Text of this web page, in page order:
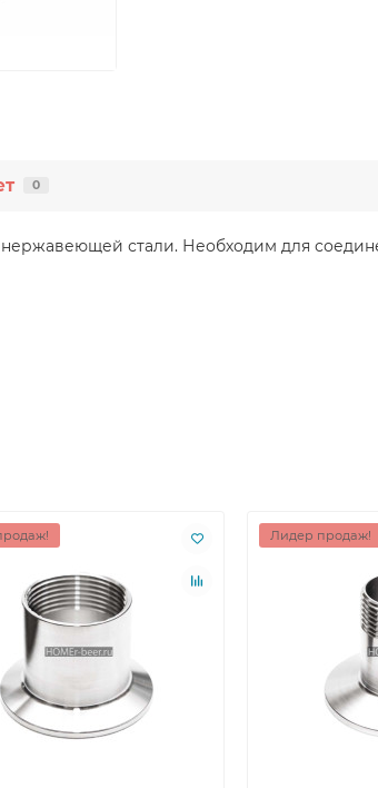
0
стали. Необходим для
Лидер продаж!